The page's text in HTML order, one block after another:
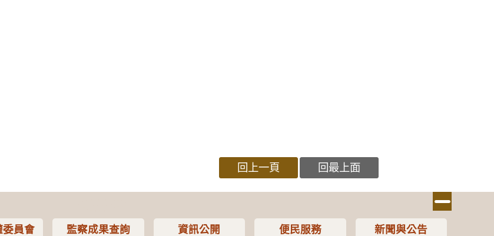
回上一頁 回最上面
委員會 監察成果查詢 資訊公開 便民服務 新聞與公告